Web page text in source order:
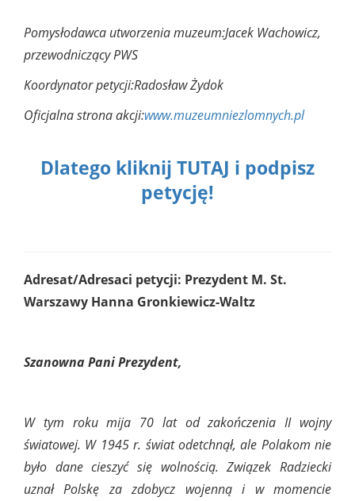
Pomysłodawca utworzenia muzeum:Jacek Wachowicz,
przewodniczący PWS
Koordynator petycji:Radosław Żydok
Oficjalna strona akcji:www.muzeumniezlomnych.pl
Dlatego kliknij TUTAJ i podpisz
petycję!
Adresat/Adresaci petycji: Prezydent M. St.
Warszawy Hanna Gronkiewicz-Waltz
Szanowna Pani Prezydent,
W tym roku mija 70 lat od zakończenia II wojny
światowej. W 1945 r. świat odetchnął, ale Polakom nie
było dane cieszyć się wolnością. Związek Radziecki
uznał Polskę za zdobycz wojenną i w momencie